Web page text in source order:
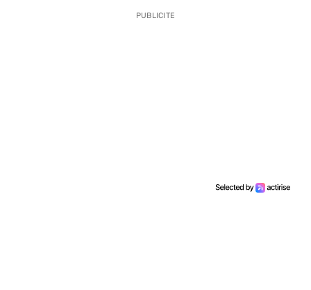
PUBLICITE